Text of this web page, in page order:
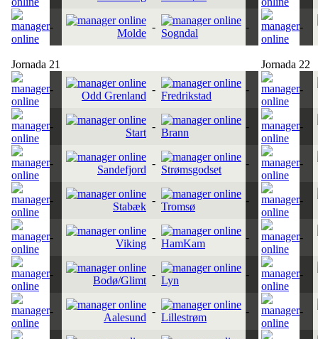
-
Molde
-
Sogndal
- -
Jornada 21 Jornada 22
-
Odd Grenland
-
Fredrikstad
- -
-
Start
-
Brann
- -
-
Sandefjord
-
Strømsgodset
- -
-
Stabæk
-
Tromsø
- -
-
Viking
-
HamKam
- -
-
Bodø/Glimt
-
Lyn
- -
-
Aalesund
-
Lillestrøm
- -